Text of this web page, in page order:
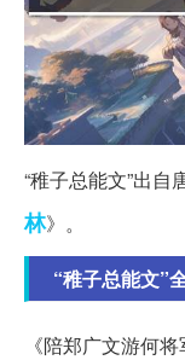
“稚子总能文”出自
林》。
“稚子总能文”
《陪郑广文游何将